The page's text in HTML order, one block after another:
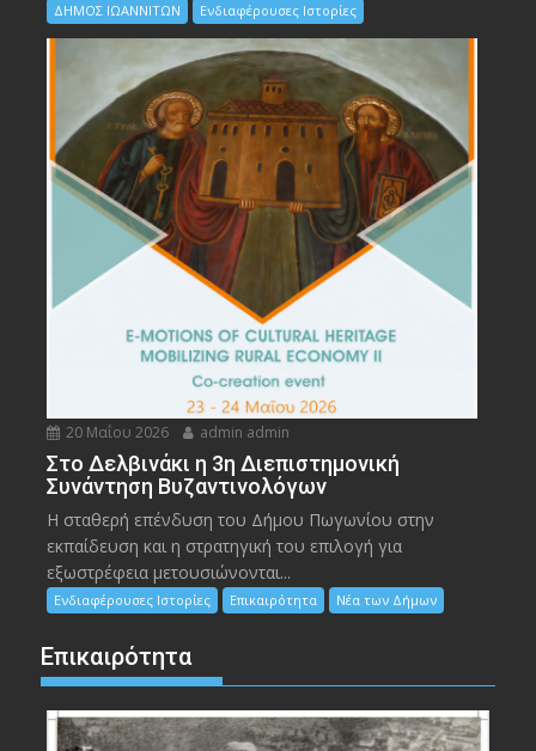
ΔΗΜΟΣ ΙΩΑΝΝΙΤΩΝ Ενδιαφέρουσες Ιστορίες
20 Μαΐου 2026 admin admin
Στο Δελβινάκι η 3η Διεπιστημονική
Συνάντηση Βυζαντινολόγων
Η σταθερή επένδυση του Δήμου Πωγωνίου στην
εκπαίδευση και η στρατηγική του επιλογή για
εξωστρέφεια μετουσιώνονται...
Ενδιαφέρουσες Ιστορίες Επικαιρότητα Νέα των Δήμων
Επικαιρότητα